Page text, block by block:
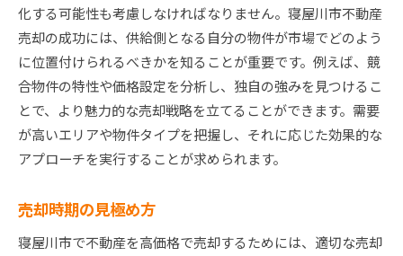
化する可能性も考慮しなければなりません。寝屋川市不動産
売却の成功には、供給側となる自分の物件が市場でどのよう
に位置付けられるべきかを知ることが重要です。例えば、競
合物件の特性や価格設定を分析し、独自の強みを見つけるこ
とで、より魅力的な売却戦略を立てることができます。需要
が高いエリアや物件タイプを把握し、それに応じた効果的な
アプローチを実行することが求められます。
売却時期の見極め方
寝屋川市で不動産を高価格で売却するためには、適切な売却